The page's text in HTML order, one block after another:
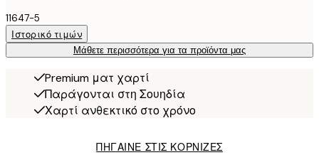
11647-5
Ιστορικό τιμών
Μάθετε περισσότερα για τα προϊόντα μας
Premium ματ χαρτί
Παράγονται στη Σουηδία
Χαρτί ανθεκτικό στο χρόνο
ΠΗΓΑΙΝΕ ΣΤΙΣ ΚΟΡΝΙΖΕΣ